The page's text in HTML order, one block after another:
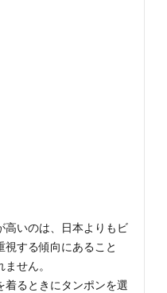
高いのは、日本よりもビ
する傾向にあること
せん。
着るときにタンポンを選